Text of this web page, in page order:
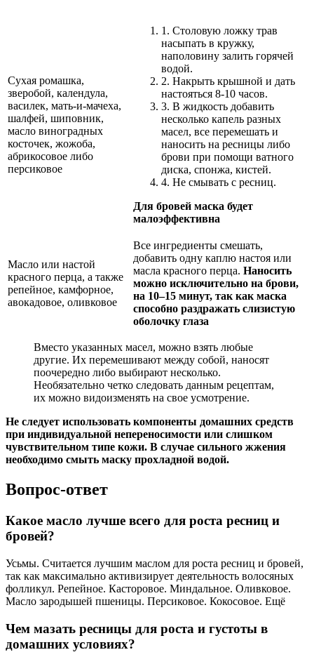
Сухая ромашка,
зверобой, календула,
василек, мать-и-мачеха,
шалфей, шиповник,
масло виноградных
косточек, жожоба,
абрикосовое либо
персиковое
1. Столовую ложку трав
насыпать в кружку,
наполовину залить горячей
водой.
2. Накрыть крышной и дать
настояться 8-10 часов.
3. В жидкость добавить
несколько капель разных
масел, все перемешать и
наносить на ресницы либо
брови при помощи ватного
диска, спонжа, кистей.
4. Не смывать с ресниц.
Для бровей маска будет
малоэффективна
Масло или настой
красного перца, а также
репейное, камфорное,
авокадовое, оливковое
Все ингредиенты смешать,
добавить одну каплю настоя или
масла красного перца. Наносить
можно исключительно на брови,
на 10–15 минут, так как маска
способно раздражать слизистую
оболочку глаза
Вместо указанных масел, можно взять любые
другие. Их перемешивают между собой, наносят
поочередно либо выбирают несколько.
Необязательно четко следовать данным рецептам,
их можно видоизменять на свое усмотрение.
Не следует использовать компоненты домашних средств
при индивидуальной непереносимости или слишком
чувствительном типе кожи. В случае сильного жжения
необходимо смыть маску прохладной водой.
Вопрос-ответ
Какое масло лучше всего для роста ресниц и
бровей?
Усьмы. Считается лучшим маслом для роста ресниц и бровей,
так как максимально активизирует деятельность волосяных
фолликул. Репейное. Касторовое. Миндальное. Оливковое.
Масло зародышей пшеницы. Персиковое. Кокосовое. Ещё
Чем мазать ресницы для роста и густоты в
домашних условиях?